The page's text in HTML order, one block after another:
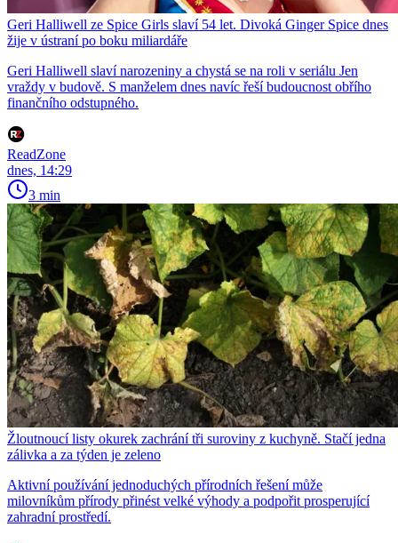
Geri Halliwell ze Spice Girls slaví 54 let. Divoká Ginger Spice dnes
žije v ústraní po boku miliardáře
Geri Halliwell slaví narozeniny a chystá se na roli v seriálu Jen
vraždy v budově. S manželem dnes navíc řeší budoucnost obřího
finančního odstupného.
ReadZone
dnes, 14:29
3 min
Žloutnoucí listy okurek zachrání tři suroviny z kuchyně. Stačí jedna
zálivka a za týden je zeleno
Aktivní používání jednoduchých přírodních řešení může
milovníkům přírody přinést velké výhody a podpořit prosperující
zahradní prostředí.